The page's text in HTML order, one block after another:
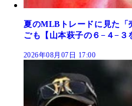
夏のMLBトレードに見た「
ごも【山本萩子の６−４−３
2026年08月07日 17:00